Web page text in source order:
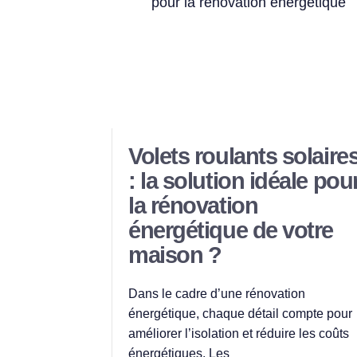
Volets roulants
: la solution idéale
la rénovation
énergétique de votre
maison ?
Dans le cadre d’une rénovation
énergétique, chaque détail compte pour
améliorer l’isolation et réduire les coûts
énergétiques. Les